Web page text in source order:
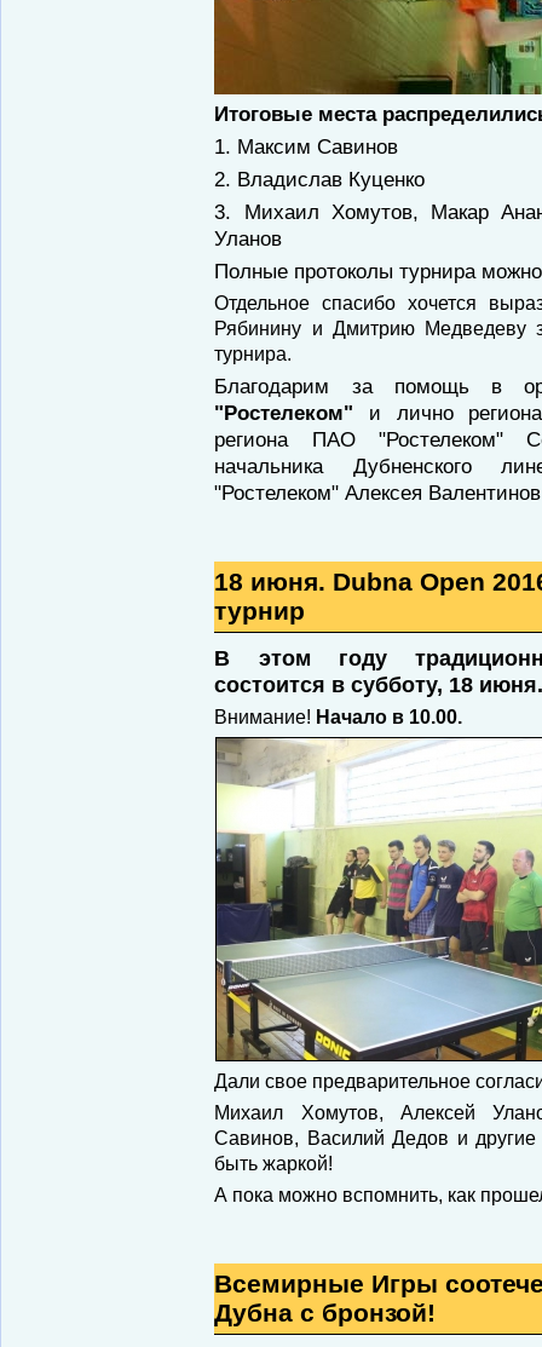
Итоговые места
1. Максим Савинов
2. Владислав Куценко
3. Михаил Хомутов, Макар
Уланов
Полные протоколы турнира
Отдельное спасибо хочется
Рябинину и Дмитрию Медведеву
турнира.
Благодарим за помощь в
"Ростелеком" и лично
региона ПАО "Ростелеком"
начальника Дубненского
"Ростелеком" Алексея
18 июня. Dubna Open
турнир
В этом году
состоится в субботу, 18
Внимание! Начало в 10.00.
Дали свое предварительное
Михаил Хомутов, Алексей
Савинов, Василий Дедов и
быть жаркой!
А пока можно вспомнить, как
Всемирные Игры
Дубна с бронзой!